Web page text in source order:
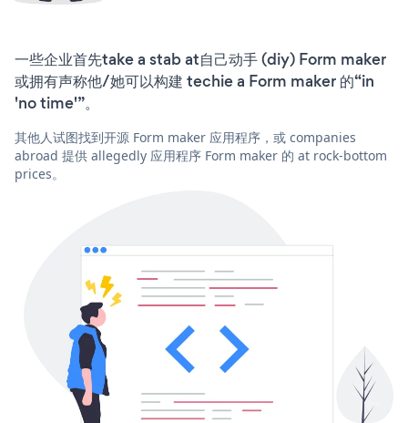
一些企业首先take a stab at自己动手 (diy) Form maker
或拥有声称他/她可以构建 techie a Form maker 的“in
'no time'”。
其他人试图找到开源 Form maker 应用程序，或 companies
abroad 提供 allegedly 应用程序 Form maker 的 at rock-bottom
prices。